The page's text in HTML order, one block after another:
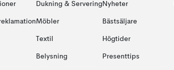
Dukning & Servering
Möbler
Textil
Belysning
Nyheter
Bästsäljare
Högtider
Presenttips